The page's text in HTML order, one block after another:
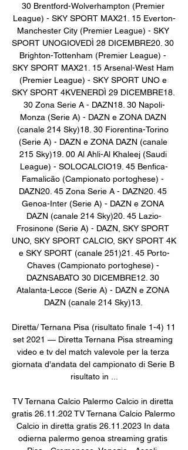
30 Brentford-Wolverhampton (Premier
League) - SKY SPORT MAX21. 15 Everton-
Manchester City (Premier League) - SKY
SPORT UNOGIOVEDÌ 28 DICEMBRE20. 30
Brighton-Tottenham (Premier League) -
SKY SPORT MAX21. 15 Arsenal-West Ham
(Premier League) - SKY SPORT UNO e
SKY SPORT 4KVENERDÌ 29 DICEMBRE18.
30 Zona Serie A - DAZN18. 30 Napoli-
Monza (Serie A) - DAZN e ZONA DAZN
(canale 214 Sky)18. 30 Fiorentina-Torino
(Serie A) - DAZN e ZONA DAZN (canale
215 Sky)19. 00 Al Ahli-Al Khaleej (Saudi
League) - SOLOCALCIO19. 45 Benfica-
Famalicão (Campionato portoghese) -
DAZN20. 45 Zona Serie A - DAZN20. 45
Genoa-Inter (Serie A) - DAZN e ZONA
DAZN (canale 214 Sky)20. 45 Lazio-
Frosinone (Serie A) - DAZN, SKY SPORT
UNO, SKY SPORT CALCIO, SKY SPORT 4K
e SKY SPORT (canale 251)21. 45 Porto-
Chaves (Campionato portoghese) -
DAZNSABATO 30 DICEMBRE12. 30
Atalanta-Lecce (Serie A) - DAZN e ZONA
DAZN (canale 214 Sky)13.
Diretta/ Ternana Pisa (risultato finale 1-4) 11
set 2021 — Diretta Ternana Pisa streaming
video e tv del match valevole per la terza
giornata d'andata del campionato di Serie B
risultato in ...
TV Ternana Calcio Palermo Calcio in diretta
gratis 26.11.202 TV Ternana Calcio Palermo
Calcio in diretta gratis 26.11.2023 In data
odierna palermo genoa streaming gratis